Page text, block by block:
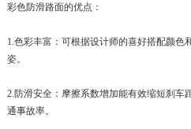
彩色防滑路面的优点：
1.色彩丰富：可根据设计师的喜好搭配颜色
姿。
2.防滑安全：摩擦系数增加能有效缩短刹车
通事故率。